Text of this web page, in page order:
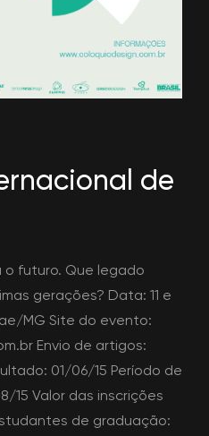
de
o futuro. Que legado
gerações? Data: 11 e
MG Site do evento:
Envio de artigos:
01/06/15 Período de
15 Valor das inscrições
de graduação: